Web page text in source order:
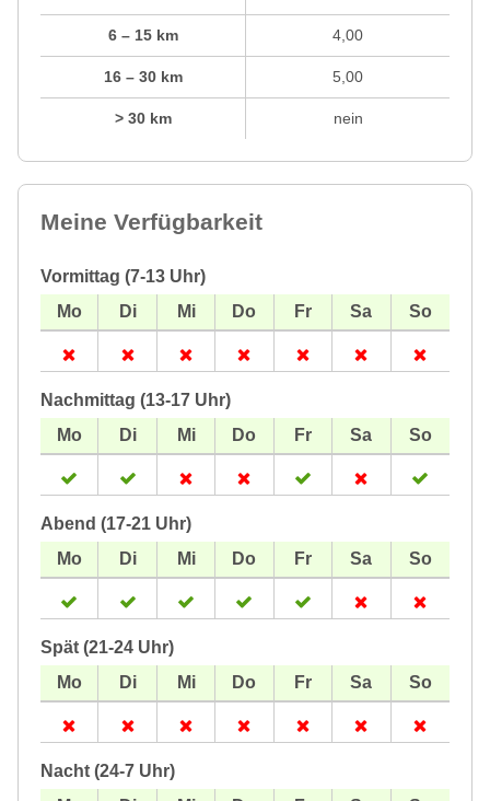
6 – 15 km
16 – 30 km
> 30 km
4,00
5,00
nein
Meine Verfügbarkeit
Vormittag (7-13 Uhr)
Nachmittag (13-17 Uhr)
Abend (17-21 Uhr)
Spät (21-24 Uhr)
Nacht (24-7 Uhr)